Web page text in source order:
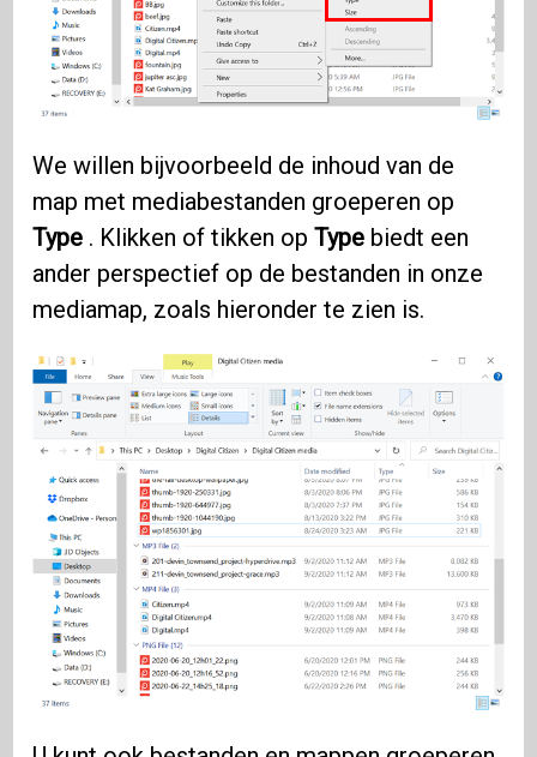
We willen bijvoorbeeld de inhoud van de
map met mediabestanden groeperen op
Type . Klikken of tikken opType biedt een
ander perspectief op de bestanden in onze
mediamap, zoals hieronder te zien is.